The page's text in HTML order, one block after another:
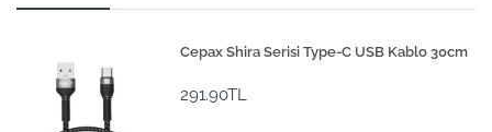
Cepax Shira Serisi Type-C USB Kablo 30cm
291.90TL